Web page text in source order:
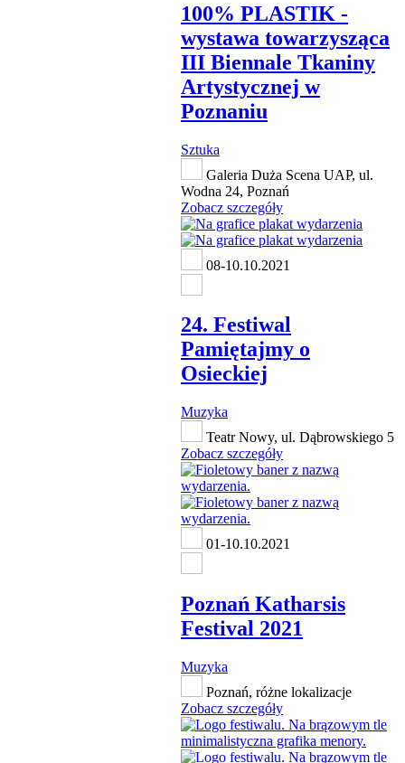
100% PLASTIK -
wystawa towarzysząca
III Biennale Tkaniny
Artystycznej w
Poznaniu
Sztuka
Galeria Duża Scena UAP, ul.
Wodna 24, Poznań
Zobacz szczegóły
08-10.10.2021
24. Festiwal
Pamiętajmy o
Osieckiej
Muzyka
Teatr Nowy, ul. Dąbrowskiego 5
Zobacz szczegóły
01-10.10.2021
Poznań Katharsis
Festival 2021
Muzyka
Poznań, różne lokalizacje
Zobacz szczegóły